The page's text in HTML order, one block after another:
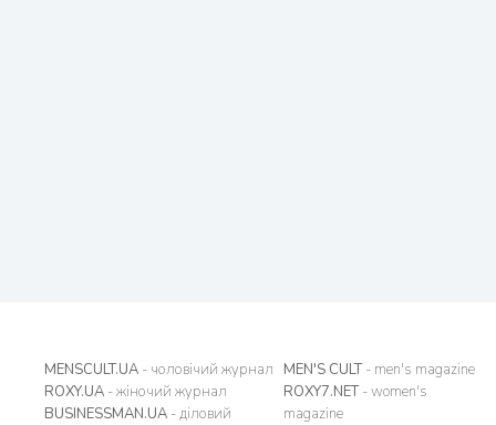
MENSCULT.UA - чоловічий журнал
ROXY.UA - жіночий журнал
BUSINESSMAN.UA - діловий
MEN'S CULT- men's magazine
ROXY7.NET- women's
magazine